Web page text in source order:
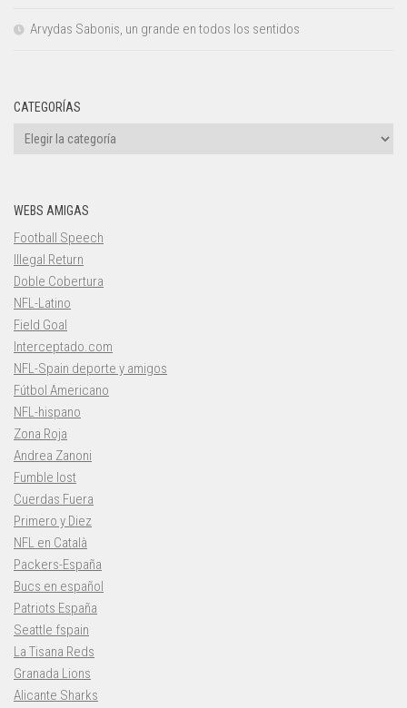
Arvydas Sabonis, un grande en todos los sentidos
CATEGORÍAS
Categorías
WEBS AMIGAS
Football Speech
Illegal Return
Doble Cobertura
NFL-Latino
Field Goal
Interceptado.com
NFL-Spain deporte y amigos
Fútbol Americano
NFL-hispano
Zona Roja
Andrea Zanoni
Fumble lost
Cuerdas Fuera
Primero y Diez
NFL en Català
Packers-España
Bucs en español
Patriots España
Seattle fspain
La Tisana Reds
Granada Lions
Alicante Sharks